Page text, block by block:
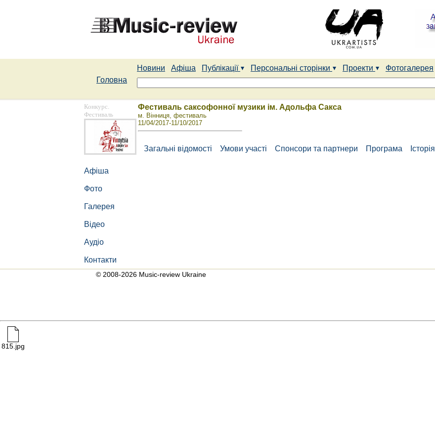
Новини Афіша Публікації Персональні сторінки Проекти Фотогалерея
Головна
Конкурс.
Фестиваль
Афіша
Фото
Галерея
Відео
Аудіо
Контакти
Фестиваль саксофонної музики ім. Адольфа Сакса
м. Вінниця, фестиваль
11/04/2017-11/10/2017
Загальні відомості Умови участі Спонсори та партнери Програма Історія
© 2008-2026 Music-review Ukraine
815.jpg